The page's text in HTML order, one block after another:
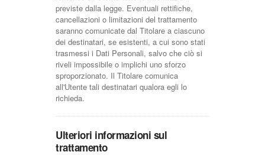
previste dalla legge. Eventuali rettifiche,
cancellazioni o limitazioni del trattamento
saranno comunicate dal Titolare a ciascuno
dei destinatari, se esistenti, a cui sono stati
trasmessi i Dati Personali, salvo che ciò si
riveli impossibile o implichi uno sforzo
sproporzionato. Il Titolare comunica
all'Utente tali destinatari qualora egli lo
richieda.
Ulteriori informazioni sul
trattamento